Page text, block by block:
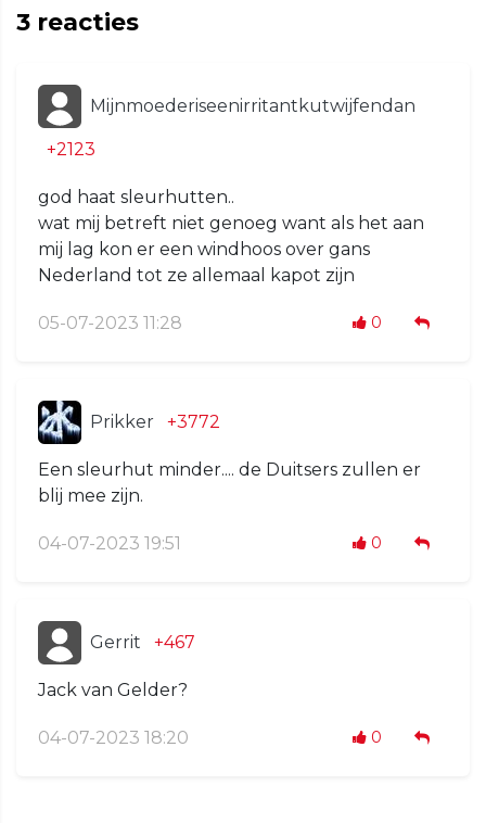
3 reacties
Mijnmoederiseenirritantkutwijfendan
+2123
god haat sleurhutten..
wat mij betreft niet genoeg want als het aan
mij lag kon er een windhoos over gans
Nederland tot ze allemaal kapot zijn
05-07-2023 11:28 0
Prikker +3772
Een sleurhut minder.... de Duitsers zullen er
blij mee zijn.
04-07-2023 19:51 0
Gerrit +467
Jack van Gelder?
04-07-2023 18:20 0